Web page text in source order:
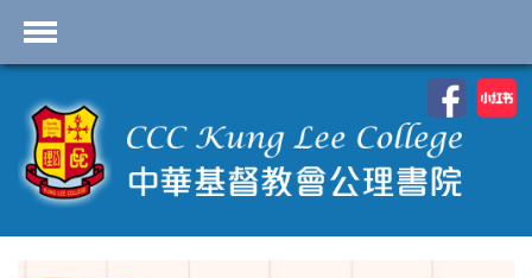
首頁
學校資料
課程概覽